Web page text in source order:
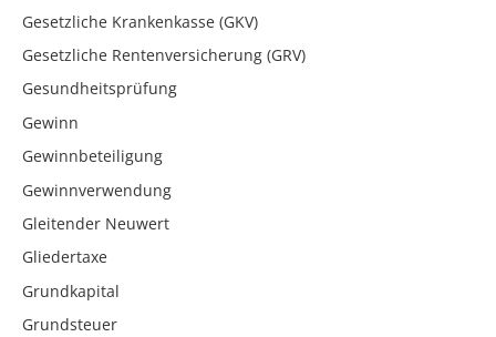
Gesetzliche Krankenkasse (GKV)
Gesetzliche Rentenversicherung (GRV)
Gesundheitsprüfung
Gewinn
Gewinnbeteiligung
Gewinnverwendung
Gleitender Neuwert
Gliedertaxe
Grundkapital
Grundsteuer